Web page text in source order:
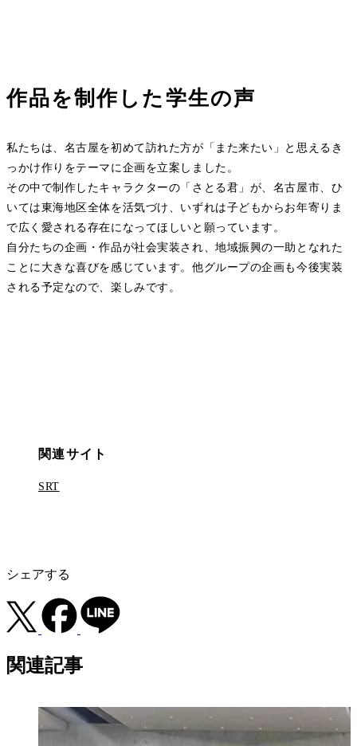
作品を制作した学生の声
私たちは、名古屋を初めて訪れた方が「また来たい」と思えるき
っかけ作りをテーマに企画を立案しました。
その中で制作したキャラクターの「さとる君」が、名古屋市、ひ
いては東海地区全体を活気づけ、いずれは子どもからお年寄りま
で広く愛される存在になってほしいと願っています。
自分たちの企画・作品が社会実装され、地域振興の一助となれた
ことに大きな喜びを感じています。他グループの企画も今後実装
される予定なので、楽しみです。
関連サイト
SRT
シェアする
関連記事